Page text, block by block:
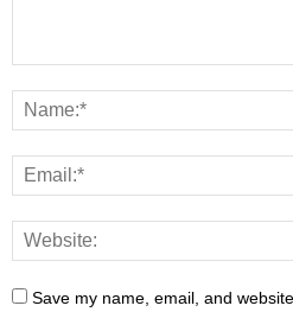
Save my name, email, and